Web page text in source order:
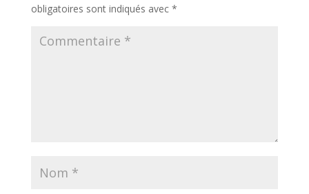
obligatoires sont indiqués avec *